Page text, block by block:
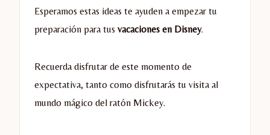
Esperamos estas ideas te ayuden a empezar tu
preparación para tus vacaciones en Disney.
Recuerda disfrutar de este momento de
expectativa, tanto como disfrutarás tu visita al
mundo mágico del ratón Mickey.